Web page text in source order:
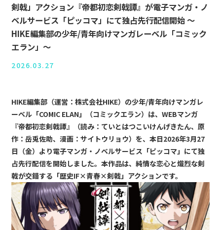
剣戟」アクション『帝都初恋剣戟譚』が電子マンガ・ノ
ベルサービス「ピッコマ」にて独占先行配信開始 〜
HIKE編集部の少年/青年向けマンガレーベル「コミック
エラン」〜
2026.03.27
HIKE編集部（運営：株式会社HIKE）の少年/青年向けマンガレ
ーベル「COMIC ELAN」（コミックエラン）は、WEBマンガ
『帝都初恋剣戟譚』（読み：ていとはつこいけんげきたん、原
作：岳兎佐助、漫画：サイトウリョウ）を、本日2026年3月27
日（金）より電子マンガ・ノベルサービス「ピッコマ」にて独
占先行配信を開始しました。本作品は、純情な恋心と熾烈な剣
戟が交錯する「歴史IF×青春×剣戟」アクションです。